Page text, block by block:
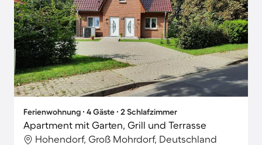
Ferienwohnung ∙ 4 Gäste ∙ 2 Schlafzimmer
Apartment mit Garten, Grill und Terrasse
Hohendorf, Groß Mohrdorf, Deutschland